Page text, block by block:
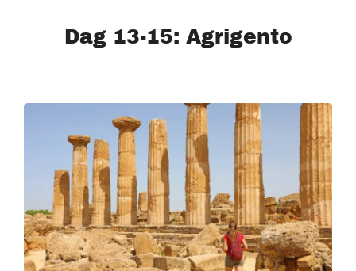
Dag 13-15: Agrigento